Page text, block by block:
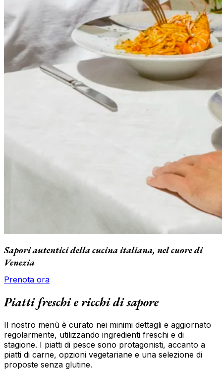
Sapori autentici della cucina italiana, nel cuore di
Venezia
Prenota ora
Piatti freschi e ricchi di sapore
Il nostro menù è curato nei minimi dettagli e aggiornato
regolarmente, utilizzando ingredienti freschi e di
stagione. I piatti di pesce sono protagonisti, accanto a
piatti di carne, opzioni vegetariane e una selezione di
proposte senza glutine.